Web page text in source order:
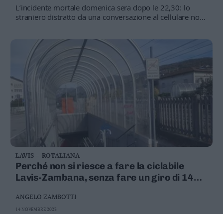
Leggi/Abbonati
Newsletter
Bazar
Casa
Radio
Social media
L’incidente mortale domenica sera dopo le 22,30: lo
straniero distratto da una conversazione al cellulare non
LAVIS – ROTALIANA
Perché non si riesce a fare la ciclabile
Lavis-Zambana, senza fare un giro di 14
ANGELO ZAMBOTTI
14 NOVEMBRE 2023